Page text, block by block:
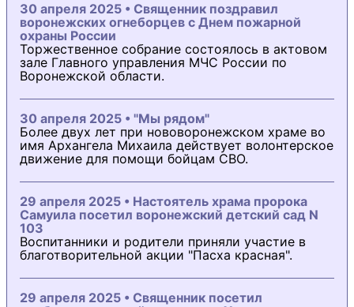
30 апреля 2025 • Священник поздравил
воронежских огнеборцев с Днем пожарной
охраны России
Торжественное собрание состоялось в актовом
зале Главного управления МЧС России по
Воронежской области.
30 апреля 2025 • "Мы рядом"
Более двух лет при нововоронежском храме во
имя Архангела Михаила действует волонтерское
движение для помощи бойцам СВО.
29 апреля 2025 • Настоятель храма пророка
Самуила посетил воронежский детский сад N
103
Воспитанники и родители приняли участие в
благотворительной акции "Пасха красная".
29 апреля 2025 • Священник посетил